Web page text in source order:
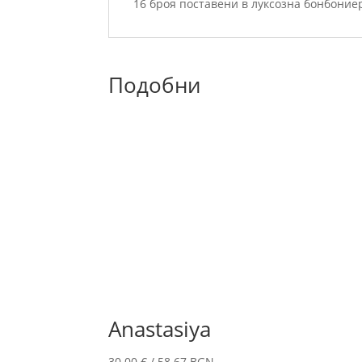
16 броя поставени в луксозна
Подобни
Anastasiya